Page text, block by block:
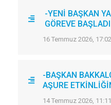
-YENİ BAŞKAN
GÖREVE BAŞLADI
16 Temmuz 2026, 17:02
-BAŞKAN
AŞURE
14 Temmuz 2026, 11:11